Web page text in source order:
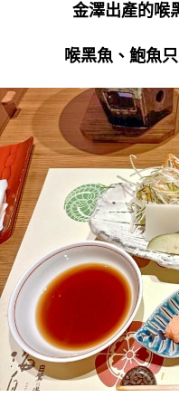
金澤出產的喉
喉黑魚、鮑魚